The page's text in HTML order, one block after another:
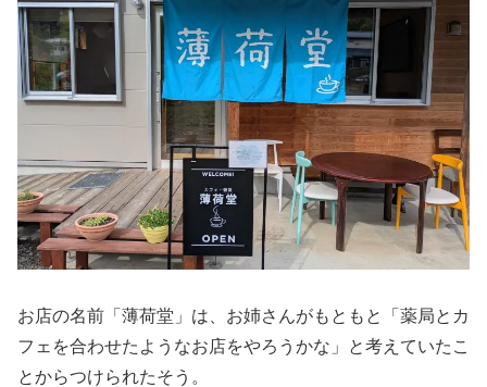
お店の名前「薄荷堂」は、お姉さんがもともと「薬局とカ
フェを合わせたようなお店をやろうかな」と考えていたこ
とからつけられたそう。